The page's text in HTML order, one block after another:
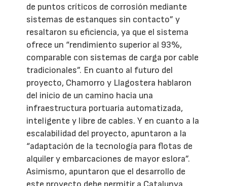
de puntos críticos de corrosión mediante
sistemas de estanques sin contacto” y
resaltaron su eficiencia, ya que el sistema
ofrece un “rendimiento superior al 93%,
comparable con sistemas de carga por cable
tradicionales”. En cuanto al futuro del
proyecto, Chamorro y Llagostera hablaron
del inicio de un camino hacia una
infraestructura portuaria automatizada,
inteligente y libre de cables. Y en cuanto a la
escalabilidad del proyecto, apuntaron a la
“adaptación de la tecnología para flotas de
alquiler y embarcaciones de mayor eslora”.
Asimismo, apuntaron que el desarrollo de